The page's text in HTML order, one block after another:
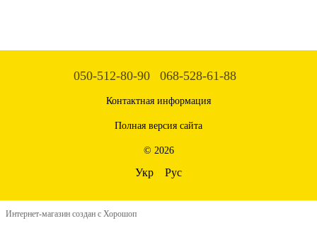
050-512-80-90 068-528-61-88
Контактная информация
Полная версия сайта
© 2026
Укр Рус
Интернет-магазин создан с Хорошоп